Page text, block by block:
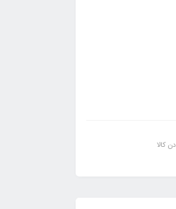
کالا